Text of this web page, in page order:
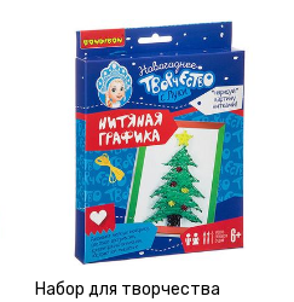
Набор для творчества